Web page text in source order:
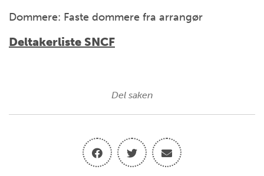
Dommere: Faste dommere fra arrangør
Deltakerliste SNCF
Del saken